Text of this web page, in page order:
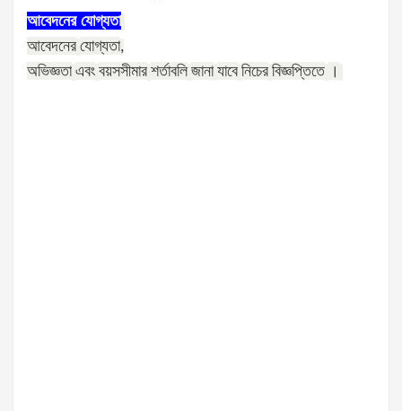
আবেদনের যোগ্যতা
আবেদনের যোগ্যতা,
অভিজ্ঞতা এবং বয়সসীমার শর্তাবলি জানা যাবে নিচের বিজ্ঞপ্তিতে ।